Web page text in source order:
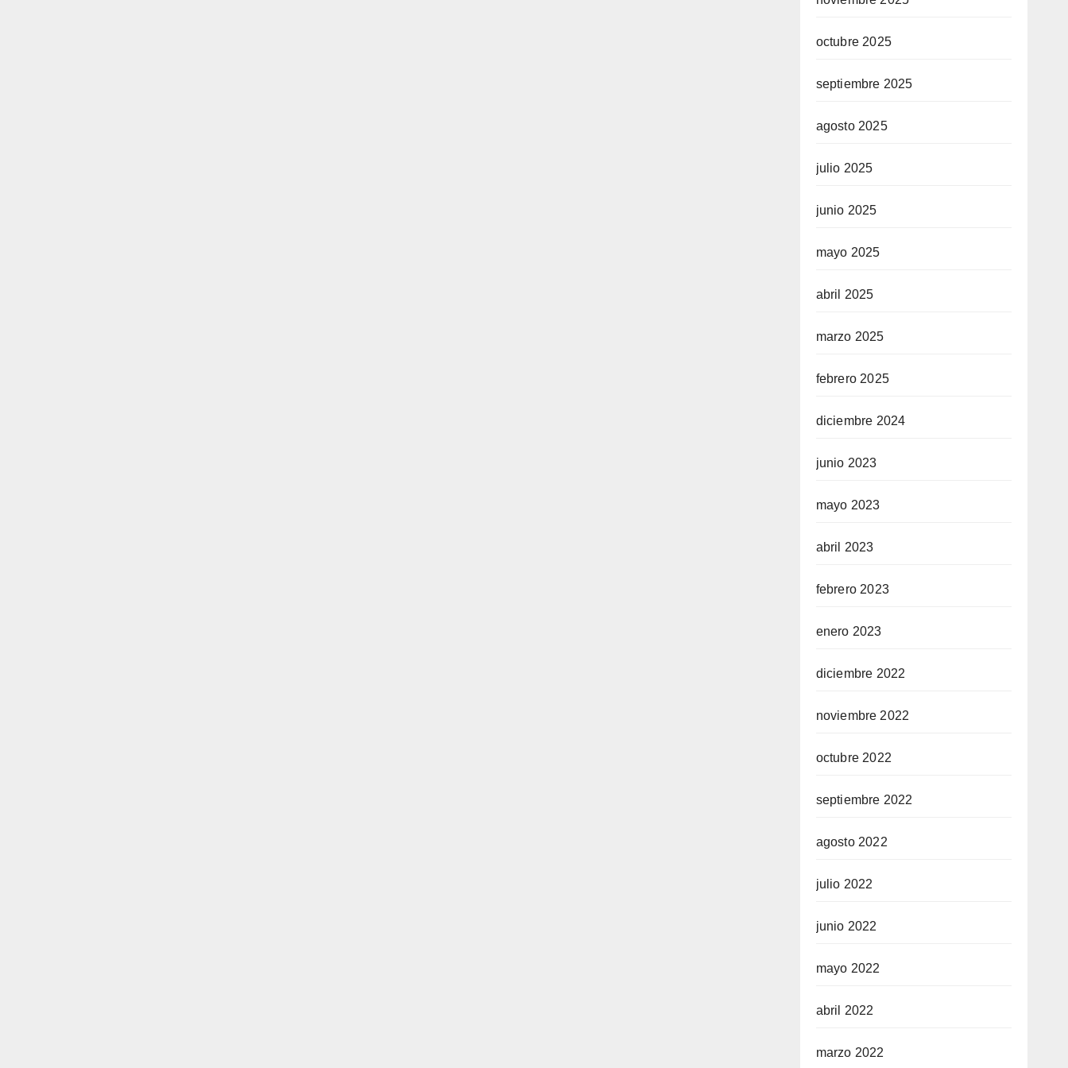
octubre 2025
septiembre 2025
agosto 2025
julio 2025
junio 2025
mayo 2025
abril 2025
marzo 2025
febrero 2025
diciembre 2024
junio 2023
mayo 2023
abril 2023
febrero 2023
enero 2023
diciembre 2022
noviembre 2022
octubre 2022
septiembre 2022
agosto 2022
julio 2022
junio 2022
mayo 2022
abril 2022
marzo 2022